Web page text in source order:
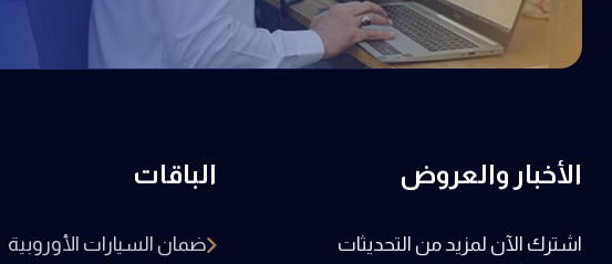
الباقات
ضمان السيارات الأوروبية
الأخبار والعروض
اشترك الآن لمزيد من التحديثات